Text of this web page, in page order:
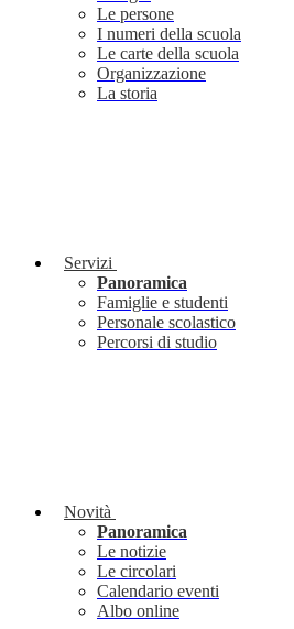
Le persone
I numeri della scuola
Le carte della scuola
Organizzazione
La storia
Servizi
Panoramica
Famiglie e studenti
Personale scolastico
Percorsi di studio
Novità
Panoramica
Le notizie
Le circolari
Calendario eventi
Albo online